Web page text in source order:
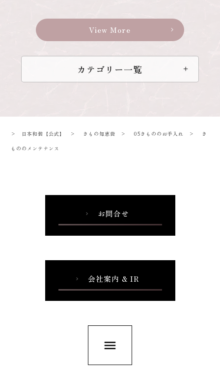
View More chevron_right
カテゴリー一覧
> 日本和装【公式】 > きもの知恵袋 > 05きもののお手入れ >
き
もののメンテナンス
chevron_right お問合せ
chevron_right 会社案内 & IR
menu